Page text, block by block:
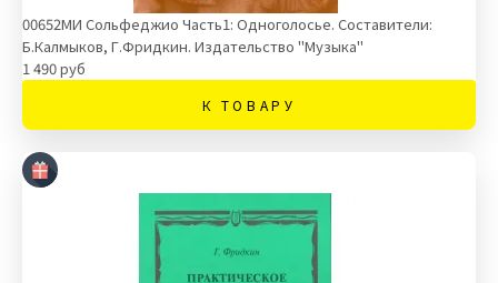
00652МИ Сольфеджио Часть1: Одноголосье. Составители:
Б.Калмыков, Г.Фридкин. Издательство "Музыка"
1 490 руб
К ТОВАРУ